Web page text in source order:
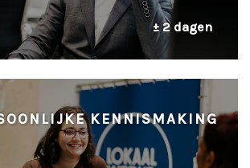
± 2 dagen
KENNISMAKING